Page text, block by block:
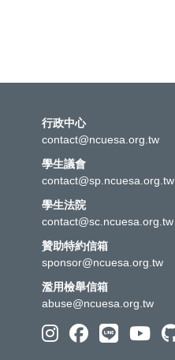
行政中心
contact@ncuesa.org.tw
學生議會
contact@sp.ncuesa.org.tw
學生法院
contact@sc.ncuesa.org.tw
贊助特約信箱
sponsor@ncuesa.org.tw
濫用檢舉信箱
abuse@ncuesa.org.tw